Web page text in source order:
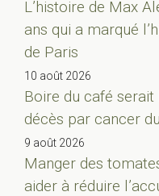
L’histoire de Max
ans qui a marqué
de Paris
10 août 2026
Boire du café
décès par cancer
9 août 2026
Manger des
aider à réduire